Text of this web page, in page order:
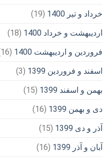
خرداد و تیر 1400
(19)
اردیبهشت و خرداد 1400
(18)
فروردین و اردیبهشت 1400
(16)
اسفند و فروردین 1399
(3)
بهمن و اسفند 1399
(15)
دی و بهمن 1399
(16)
آذر و دی 1399
(15)
آبان و آذر 1399
(16)